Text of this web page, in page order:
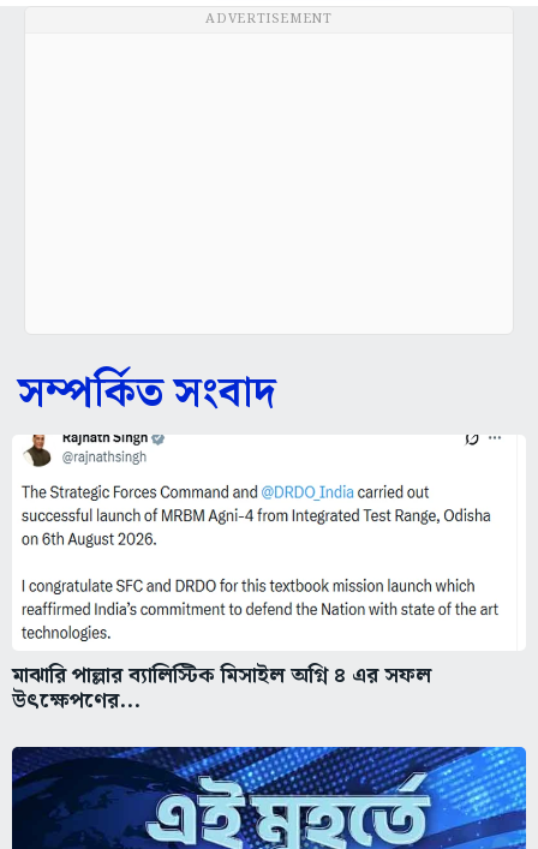
ADVERTISEMENT
সম্পর্কিত সংবাদ
মাঝারি পাল্লার ব্যালিস্টিক মিসাইল অগ্নি ৪ এর সফল
উৎক্ষেপণের...